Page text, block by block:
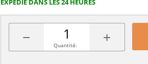
EXPÉDIÉ DANS LES 24 HEURES
− +
Quantité: